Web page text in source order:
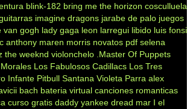
blink-182 bring me the horizon cosculluela
imagine dragons jarabe de palo juegos
van gogh lady gaga leon larregui libido luis fonsi
anthony maren morris novatos pdf selena
the weeknd violonchelo .Master Of Puppets
Los Fabulosos Cadillacs Los Tres
Infante Pitbull Santana Violeta Parra alex
bach bateria virtual canciones romanticas
curso gratis daddy yankee dread mar I el